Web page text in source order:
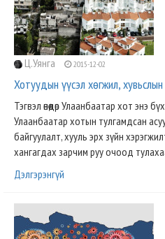
Ц.Уянга 2015-12-02
Хотуудын үүсэл хөгжил,
Тэгвэл өнөөдөр Улаанбаатар хот энэ
Улаанбаатар хотын тулгамдсан
байгуулалт, хууль эрх зүйн
хангагдах зарчим руу очоод
Дэлгэрэнгүй